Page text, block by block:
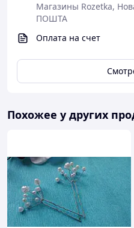
Магазины Rozetka,
ПОШТА
Оплата на счет
Похожее у других